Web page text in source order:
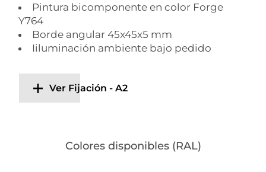
Pintura bicomponente en color Forge
Y764
Borde angular 45x45x5 mm
Iiluminación ambiente bajo pedido
Ver Fijación - A2
Colores disponibles (RAL)